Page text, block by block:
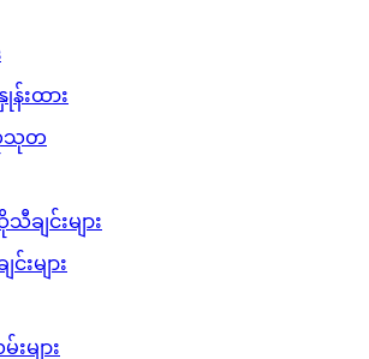
းထား
သုတ
ျင်းများ
းများ
များ